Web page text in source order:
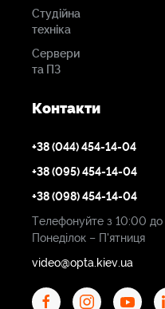
Студійна
техніка
Сервери
та ПЗ
Контакти
+38 (044) 454-14-04
+38 (095) 454-14-04
+38 (098) 454-14-04
Телефонуйте з 10:00 до
Понеділок – П'ятниця
video@opta.kiev.ua